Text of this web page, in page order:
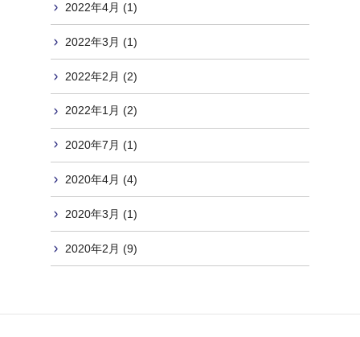
2022年4月 (1)
2022年3月 (1)
2022年2月 (2)
2022年1月 (2)
2020年7月 (1)
2020年4月 (4)
2020年3月 (1)
2020年2月 (9)